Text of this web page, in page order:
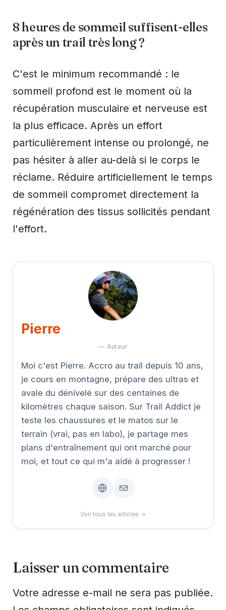
8 heures de sommeil suffisent-elles
après un trail très long ?
C'est le minimum recommandé : le
sommeil profond est le moment où la
récupération musculaire et nerveuse est
la plus efficace. Après un effort
particulièrement intense ou prolongé, ne
pas hésiter à aller au-delà si le corps le
réclame. Réduire artificiellement le temps
de sommeil compromet directement la
régénération des tissus sollicités pendant
l'effort.
Pierre
— Auteur
Moi c'est Pierre. Accro au trail depuis 10 ans,
je cours en montagne, prépare des ultras et
avale du dénivelé sur des centaines de
kilomètres chaque saison. Sur Trail Addict je
teste les chaussures et le matos sur le
terrain (vrai, pas en labo), je partage mes
plans d'entraînement qui ont marché pour
moi, et tout ce qui m'a aidé à progresser !
Voir tous les articles →
Laisser un commentaire
Votre adresse e-mail ne sera pas publiée.